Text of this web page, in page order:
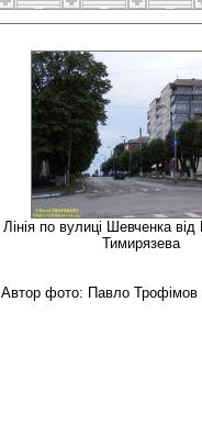
Лінія по вулиці Шевченка від
Тимирязева
Автор фото: Павло Трофімов